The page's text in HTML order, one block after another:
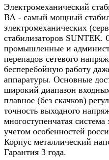
Электромеханический
ВА - самый мощный
электромеханических
стабилизаторов
промышленные и
перепадов сетевого
бесперебойную работу
аппаратуры. Основные
широкий диапазон
плавное (без скачков)
точность выходного
многоступенчатая
учетом особенностей
Корпус металлический
Гарантия 3 года.